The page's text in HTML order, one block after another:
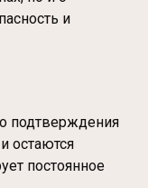
и
подтверждения
остаются
постоянное